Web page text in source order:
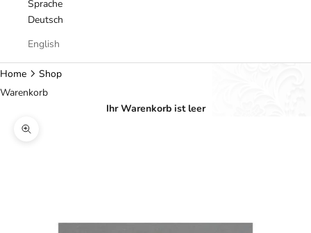
Sprache
Deutsch
English
Home
Shop
Warenkorb
Ihr Warenkorb ist leer
Bild vergrößern